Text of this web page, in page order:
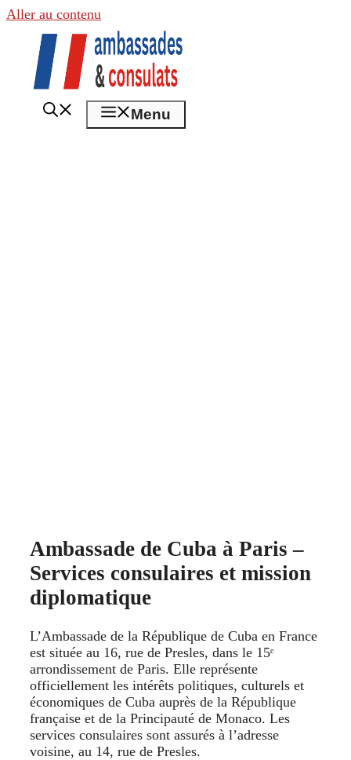
Aller au contenu
Menu
Ambassade de Cuba à Paris –
Services consulaires et mission
diplomatique
L’Ambassade de la République de Cuba en France
est située au 16, rue de Presles, dans le 15ᵉ
arrondissement de Paris. Elle représente
officiellement les intérêts politiques, culturels et
économiques de Cuba auprès de la République
française et de la Principauté de Monaco. Les
services consulaires sont assurés à l’adresse
voisine, au 14, rue de Presles.